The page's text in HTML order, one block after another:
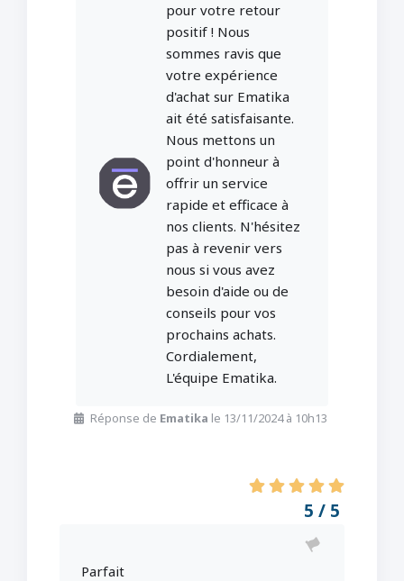
pour votre retour
positif ! Nous
sommes ravis que
votre expérience
d'achat sur Ematika
ait été satisfaisante.
Nous mettons un
point d'honneur à
offrir un service
rapide et efficace à
nos clients. N'hésitez
pas à revenir vers
nous si vous avez
besoin d'aide ou de
conseils pour vos
prochains achats.
Cordialement,
L'équipe Ematika.
Réponse de Ematika le 13/11/2024 à 10h13
5 / 5
Parfait